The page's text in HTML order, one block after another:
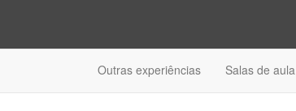
Outras experiências Salas de aula